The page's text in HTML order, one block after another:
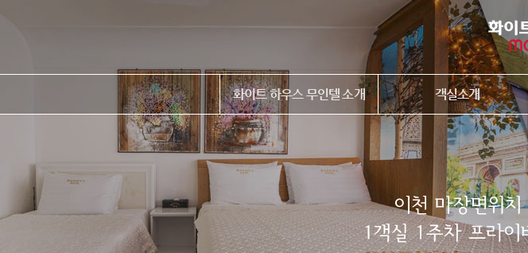
화이트 하우스 무인텔 소개 객실소개